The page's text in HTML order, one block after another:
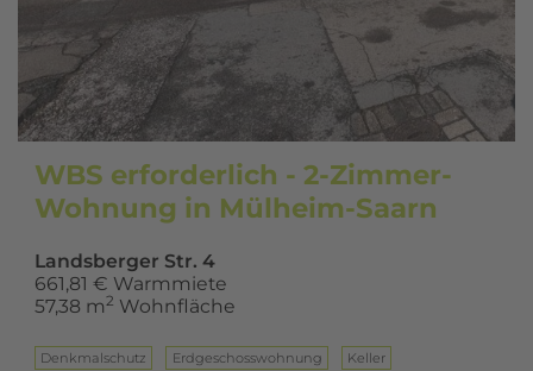
WBS erforderlich - 2-Zimmer-
Wohnung in Mülheim-Saarn
Landsberger Str. 4
661,81 € Warmmiete
57,38 m2 Wohnfläche
Denkmalschutz Erd­ge­schoss­woh­nung Keller